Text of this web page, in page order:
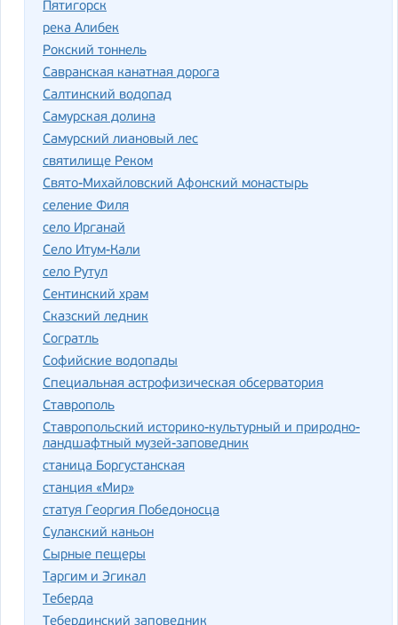
Пятигорск
река Алибек
Рокский тоннель
Савранская канатная дорога
Салтинский водопад
Самурская долина
Самурский лиановый лес
святилище Реком
Свято-Михайловский Афонский монастырь
селение Филя
село Ирганай
Село Итум-Кали
село Рутул
Сентинский храм
Сказский ледник
Согратль
Софийские водопады
Специальная астрофизическая обсерватория
Ставрополь
Ставропольский историко-культурный и природно-
ландшафтный музей-заповедник
станица Боргустанская
станция «Мир»
статуя Георгия Победоносца
Сулакский каньон
Сырные пещеры
Таргим и Эгикал
Теберда
Тебердинский заповедник